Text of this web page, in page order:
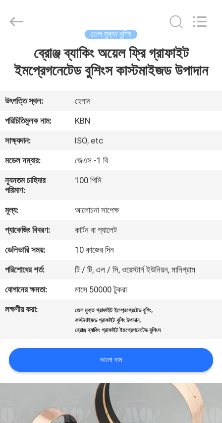
আমাদের
সম্পর্কে
কারখানা
ভ্রমণ
মান
নিয়ন্ত্রণ
যোগাযোগ
করুন
উদ্ধৃতির
আবেদন
সাইট
তেল মুক্ত বুশিং
ব্রোঞ্জ ব্যাকিং অয়েল ফ্রি গ্রাফাইট
ইমপ্রেগনেটেড বুশিংস কাস্টমাইজড উপাদান
উৎপত্তি স্থল:
হেনান
পরিচিতিমুলক নাম:
KBN
সাক্ষ্যদান:
ISO, etc
মডেল নম্বার:
জেএস -1 বি
ন্যূনতম চাহিদার
পরিমাণ:
100 পিসি
মূল্য:
আলোচনা সাপেক্ষ
প্যাকেজিং বিবরণ:
কার্টন বা প্যালেট
ডেলিভারি সময়:
10 কাজের দিন
পরিশোধের শর্ত:
টি / টি, এল / সি, ওয়েস্টার্ন ইউনিয়ন, মানিগ্রাম
যোগানের ক্ষমতা:
মাসে 50000 টুকরা
লক্ষণীয় করা:
তেল মুক্ত গ্রাফাইট ইম্প্রেগ্রেটেড বুশিং,
কাস্টমাইজড গ্রাফাইট বুশিং উপাদান,
ব্রোঞ্জ ব্যাকিং গ্রাফাইট ইমপ্রেগনেটেড বুশিংস
ভালো দাম